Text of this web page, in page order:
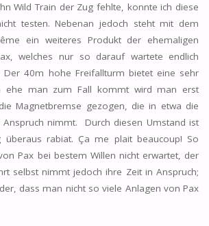
Wild Train der Zug fehlte, konnte ich diese
testen. Nebenan jedoch steht mit dem
ein weiteres Produkt der ehemaligen
welches nur so darauf wartete endlich
Der 40m hohe Freifallturm bietet eine sehr
ehe man zum Fall kommt wird man erst
Magnetbremse gezogen, die in etwa die
nimmt. Durch diesen Umstand ist
überaus rabiat. Ça me plait beaucoup! So
Pax bei bestem Willen nicht erwartet, der
selbst nimmt jedoch ihre Zeit in Anspruch;
dass man nicht so viele Anlagen von Pax